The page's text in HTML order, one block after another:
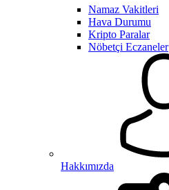
Namaz Vakitleri
Hava Durumu
Kripto Paralar
Nöbetçi Eczaneler
Hakkımızda